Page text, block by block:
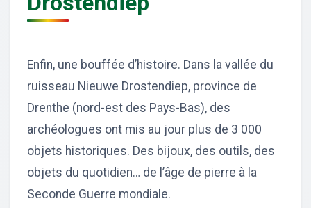
Enfin, une bouffée d’histoire. Dans la vallée du
ruisseau Nieuwe Drostendiep, province de
Drenthe (nord-est des Pays-Bas), des
archéologues ont mis au jour plus de 3 000
objets historiques. Des bijoux, des outils, des
objets du quotidien… de l’âge de pierre à la
Seconde Guerre mondiale.